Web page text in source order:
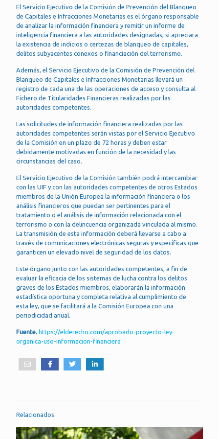
El Servicio Ejecutivo de la Comisión de Prevención del Blanqueo
de Capitales e Infracciones Monetarias es el órgano responsable
de analizar la información financiera y remitir un informe de
inteligencia financiera a las autoridades designadas, si apreciara
la existencia de indicios o certezas de blanqueo de capitales,
delitos subyacentes conexos o financiación del terrorismo.
Además, el Servicio Ejecutivo de la Comisión de Prevención del
Blanqueo de Capitales e Infracciones Monetarias llevará un
registro de cada una de las operaciones de acceso y consulta al
Fichero de Titularidades Financieras realizadas por las
autoridades competentes.
Las solicitudes de información financiera realizadas por las
autoridades competentes serán vistas por el Servicio Ejecutivo
de la Comisión en un plazo de 72 horas y deben estar
debidamente motivadas en función de la necesidad y las
circunstancias del caso.
El Servicio Ejecutivo de la Comisión también podrá intercambiar
con las UIF y con las autoridades competentes de otros Estados
miembros de la Unión Europea la información financiera o los
análisis financieros que puedan ser pertinentes para el
tratamiento o el análisis de información relacionada con el
terrorismo o con la delincuencia organizada vinculada al mismo.
La transmisión de esta información deberá llevarse a cabo a
través de comunicaciones electrónicas seguras y específicas que
garanticen un elevado nivel de seguridad de los datos.
Este órgano junto con las autoridades competentes, a fin de
evaluar la eficacia de los sistemas de lucha contra los delitos
graves de los Estados miembros, elaborarán la información
estadística oportuna y completa relativa al cumplimiento de
esta ley, que se facilitará a la Comisión Europea con una
periodicidad anual.
Fuente. https://elderecho.com/aprobado-proyecto-ley-
organica-uso-informacion-financiera
Relacionados